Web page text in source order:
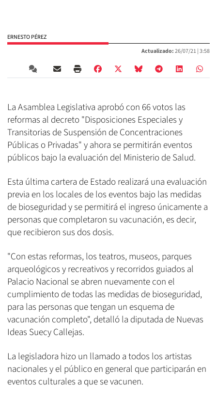
ERNESTO PÉREZ
Actualizado:26/07/21 |3:58
La Asamblea Legislativa aprobó con 66 votos las
reformas al decreto "Disposiciones Especiales y
Transitorias de Suspensión de Concentraciones
Públicas o Privadas" y ahora se permitirán eventos
públicos bajo la evaluación del Ministerio de Salud.
Esta última cartera de Estado realizará una evaluación
previa en los locales de los eventos bajo las medidas
de bioseguridad y se permitirá el ingreso únicamente a
personas que completaron su vacunación, es decir,
que recibieron sus dos dosis.
"Con estas reformas, los teatros, museos, parques
arqueológicos y recreativos y recorridos guiados al
Palacio Nacional se abren nuevamente con el
cumplimiento de todas las medidas de bioseguridad,
para las personas que tengan un esquema de
vacunación completo", detalló la diputada de Nuevas
Ideas Suecy Callejas.
La legisladora hizo un llamado a todos los artistas
nacionales y el público en general que participarán en
eventos culturales a que se vacunen.